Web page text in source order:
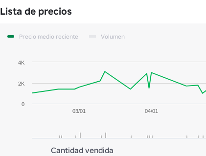
Lista de precios
Precio medio reciente Volumen
03/01 04/01
0
2K
4K
Cantidad vendida